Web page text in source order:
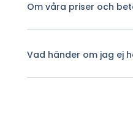
Om våra priser och
Vad händer om jag ej